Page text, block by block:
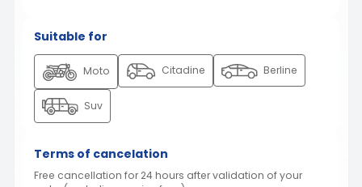
Suitable for
Moto Citadine Berline
Suv
Terms of cancelation
Free cancellation for 24 hours after validation of your